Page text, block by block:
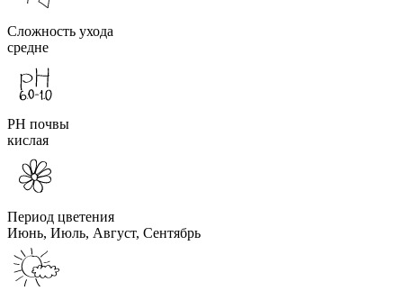
Сложность ухода
средне
PH почвы
кислая
Период цветения
Июнь, Июль, Август, Сентябрь